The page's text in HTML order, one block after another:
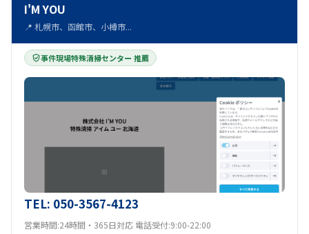
I'M YOU
📍 札幌市、函館市、小樽市...
事件現場特殊清掃センター 推薦
TEL: 050-3567-4123
営業時間:24時間・365日対応 電話受付:9:00-22:00